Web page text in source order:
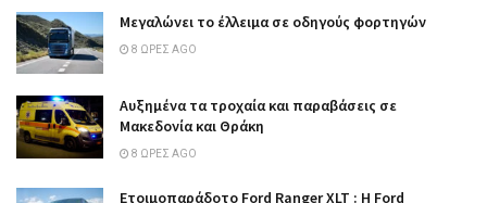
Μεγαλώνει το έλλειμα σε οδηγούς φορτηγών
8 ΏΡΕΣ AGO
Αυξημένα τα τροχαία και παραβάσεις σε
Μακεδονία και Θράκη
8 ΏΡΕΣ AGO
Ετοιμοπαράδοτο Ford Ranger XLT : Η Ford